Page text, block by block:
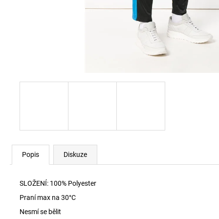
Popis Diskuze
SLOŽENÍ: 100% Polyester
Praní max na 30°C
Nesmí se bělit
SKM-RAY-THREEPACK PONOŽKY E7694